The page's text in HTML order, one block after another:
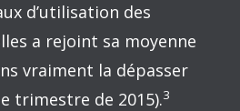
d’utilisation des
a rejoint sa moyenne
vraiment la dépasser
trimestre de 2015).3